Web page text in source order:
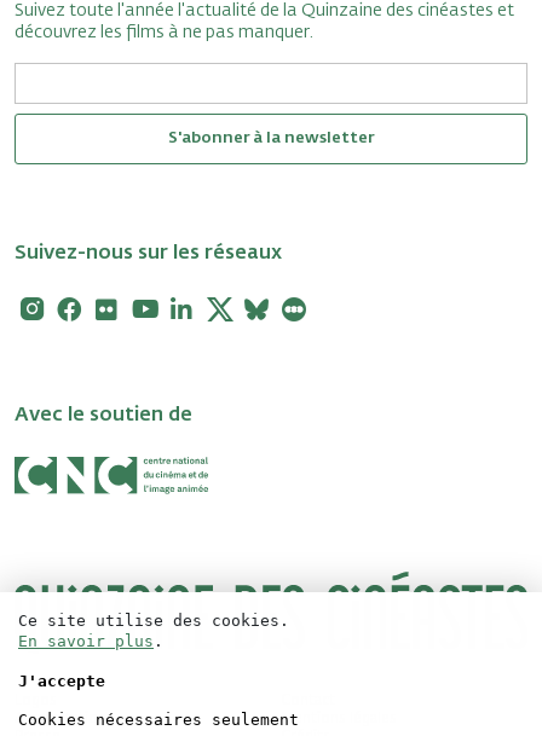
Suivez toute l'année l'actualité de la Quinzaine des cinéastes et
découvrez les films à ne pas manquer.
S'abonner à la newsletter
Suivez-nous sur les réseaux
Instagram
Facebook
FlickrYoutubeLinkedin
X Bluesky
Avec le soutien de
Accréditations
Mentions légales
Ce site utilise des cookies.
En savoir plus .
J'accepte
Cookies nécessaires seulement